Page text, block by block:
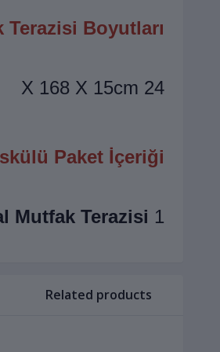
Boyutları:
24 X 168 X 15cm
Paket İçeriği
1 Adet
Mutfak Terazisi
Related products